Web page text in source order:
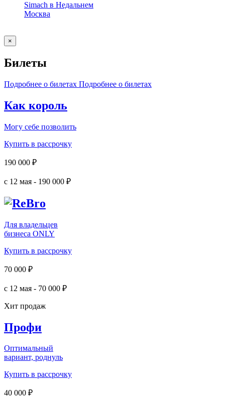
Simach в Недальнем
Москва
×
Билеты
Подробнее о билетах Подробнее о билетах
Как король
Могу себе позволить
Купить в рассрочку
190 000 ₽
с 12 мая - 190 000 ₽
Для владельцев
бизнеса ONLY
Купить в рассрочку
70 000 ₽
с 12 мая - 70 000 ₽
Хит продаж
Профи
Оптимальный
вариант, роднуль
Купить в рассрочку
40 000 ₽